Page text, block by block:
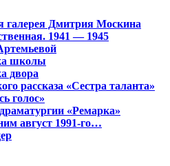
галерея Дмитрия Москина
1941 — 1945
школы
двора
рассказа «Сестра таланта»
голос»
«Ремарка»
август 1991-го…